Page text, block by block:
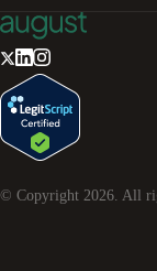
© Copyright 2026 . All